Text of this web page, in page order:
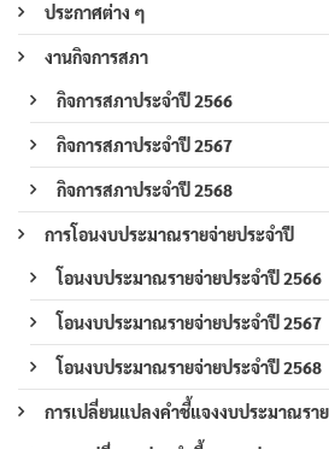
ประกาศต่าง ๆ
งานกิจการสภา
กิจการสภาประจำปี 2566
กิจการสภาประจำปี 2567
กิจการสภาประจำปี 2568
การโอนงบประมาณรายจ่ายประจำปี
โอนงบประมาณรายจ่ายประจำปี 2566
โอนงบประมาณรายจ่ายประจำปี 2567
โอนงบประมาณรายจ่ายประจำปี 2568
การเปลี่ยนแปลงคำชี้แจงงบประมาณรา